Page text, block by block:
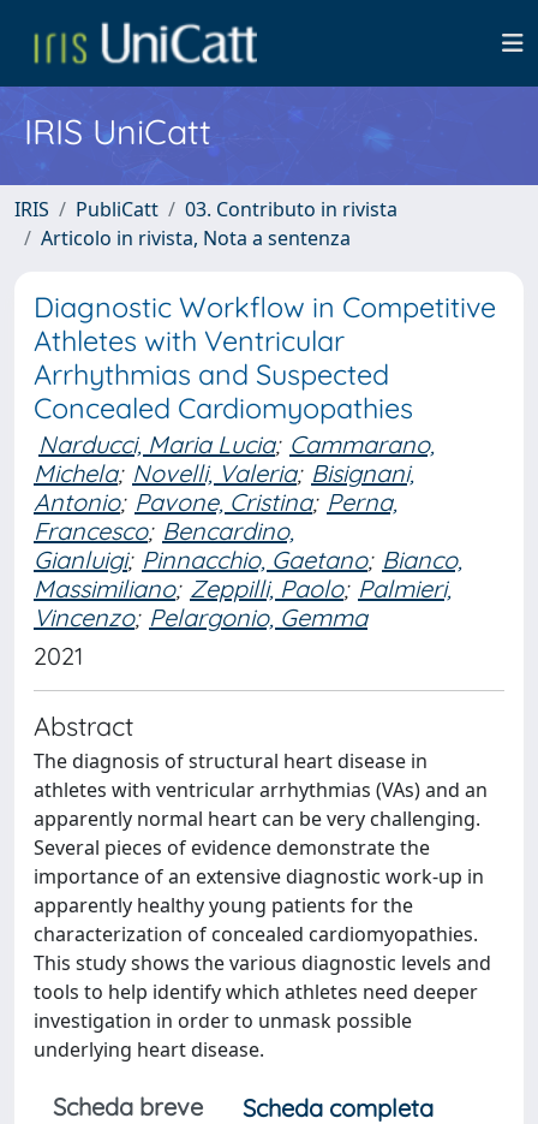
IRIS UniCatt
IRIS PubliCatt
03. Contributo in rivista
Articolo in rivista, Nota a sentenza
Diagnostic Workflow in Competitive
Athletes with Ventricular
Arrhythmias and Suspected
Concealed Cardiomyopathies
Narducci, Maria Lucia; Cammarano,
Michela; Novelli, Valeria; Bisignani,
Antonio; Pavone, Cristina; Perna,
Francesco; Bencardino,
Gianluigi; Pinnacchio, Gaetano; Bianco,
Massimiliano; Zeppilli, Paolo; Palmieri,
Vincenzo; Pelargonio, Gemma
2021
Abstract
The diagnosis of structural heart disease in
athletes with ventricular arrhythmias (VAs) and an
apparently normal heart can be very challenging.
Several pieces of evidence demonstrate the
importance of an extensive diagnostic work-up in
apparently healthy young patients for the
characterization of concealed cardiomyopathies.
This study shows the various diagnostic levels and
tools to help identify which athletes need deeper
investigation in order to unmask possible
underlying heart disease.
Scheda breve
Scheda completa